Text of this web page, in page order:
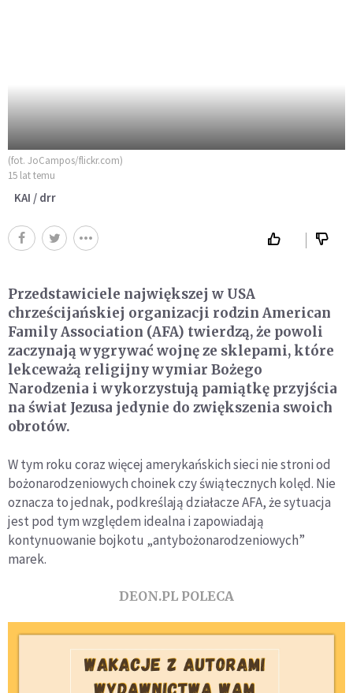
(fot. JoCampos/flickr.com)
15 lat temu
KAI / drr
Przedstawiciele największej w USA
chrześcijańskiej organizacji rodzin American
Family Association (AFA) twierdzą, że powoli
zaczynają wygrywać wojnę ze sklepami, które
lekceważą religijny wymiar Bożego
Narodzenia i wykorzystują pamiątkę przyjścia
na świat Jezusa jedynie do zwiększenia swoich
obrotów.
W tym roku coraz więcej amerykańskich sieci nie stroni od
bożonarodzeniowych choinek czy świątecznych kolęd. Nie
oznacza to jednak, podkreślają działacze AFA, że sytuacja
jest pod tym względem idealna i zapowiadają
kontynuowanie bojkotu „antybożonarodzeniowych”
marek.
DEON.PL POLECA